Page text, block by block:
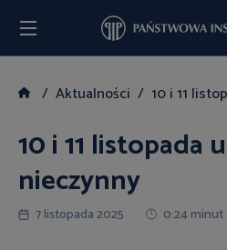
Aktualności 10 i 11
10 i 11 listopada
nieczynny
7 listopada 2025 0:24 minut